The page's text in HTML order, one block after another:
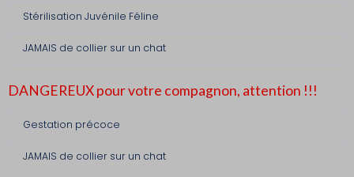
Stérilisation Juvénile Féline
JAMAIS de collier sur un chat
DANGEREUX pour votre compagnon, attention !!!
Gestation précoce
JAMAIS de collier sur un chat